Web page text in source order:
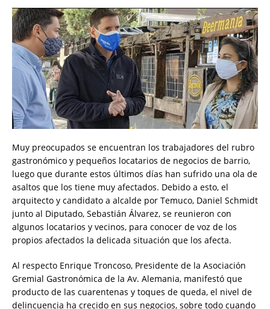
Muy preocupados se encuentran los trabajadores del rubro
gastronómico y pequeños locatarios de negocios de barrio,
luego que durante estos últimos días han sufrido una ola de
asaltos que los tiene muy afectados. Debido a esto, el
arquitecto y candidato a alcalde por Temuco, Daniel Schmidt
junto al Diputado, Sebastián Álvarez, se reunieron con
algunos locatarios y vecinos, para conocer de voz de los
propios afectados la delicada situación que los afecta.
Al respecto Enrique Troncoso, Presidente de la Asociación
Gremial Gastronómica de la Av. Alemania, manifestó que
producto de las cuarentenas y toques de queda, el nivel de
delincuencia ha crecido en sus negocios, sobre todo cuando